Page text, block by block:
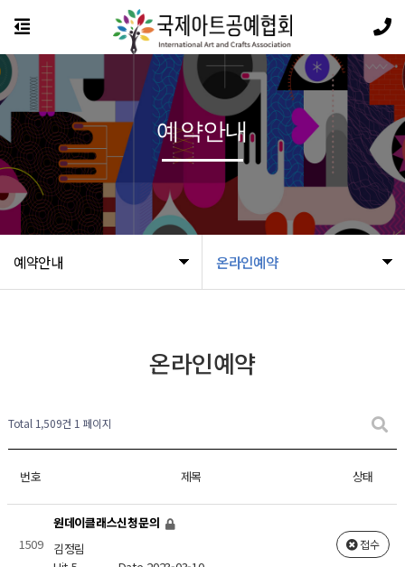
예약안내 온라인예약
예약안내
온라인예약
Total 1,509건 1 페이지
번호 제목 상태
1509
원데이클래스신청문의
김정림
접수